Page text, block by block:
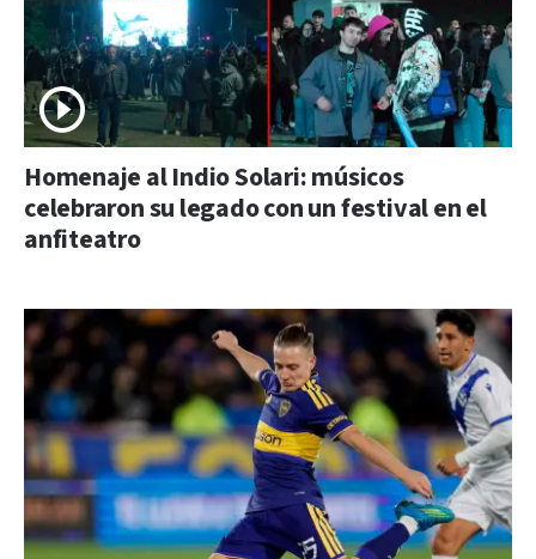
Homenaje al Indio Solari: músicos
celebraron su legado con un festival en el
anfiteatro